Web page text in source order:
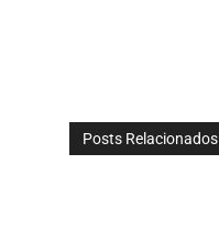
Posts Relacionados